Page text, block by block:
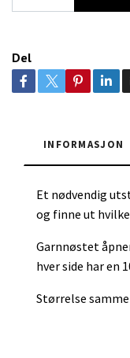
Del
INFORMASJON
Et nødvendig
og finne ut
Garnnøstet
hver side har en
Størrelse